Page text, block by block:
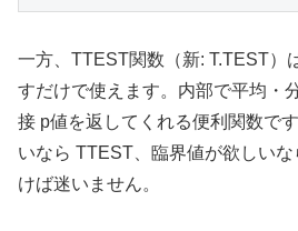
一方、TTEST関数（新: T.TEST）
すだけで使えます。内部で平均・
接 p値を返してくれる便利関数で
いなら TTEST、臨界値が欲しい
けば迷いません。